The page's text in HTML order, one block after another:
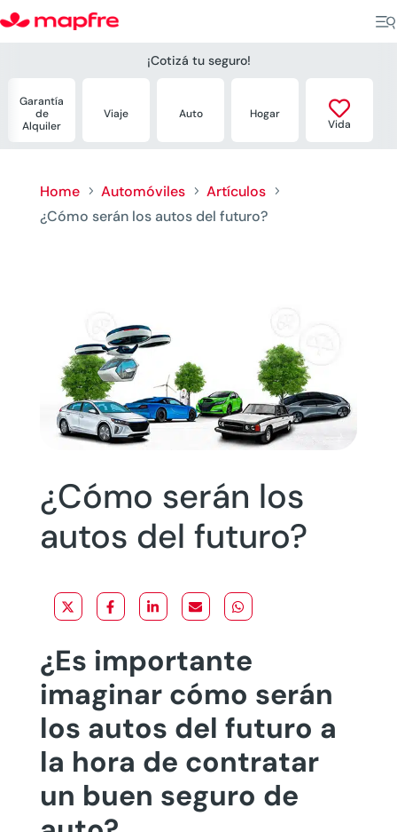
¡Cotizá tu seguro!
Garantía
de
Alquiler
Viaje Auto Hogar 
Vida
Home 5 Automóviles 5 Artículos 5
¿Cómo serán los autos del futuro?
¿Cómo serán los
autos del futuro?
¿Es importante
imaginar cómo serán
los autos del futuro a
la hora de contratar
un buen seguro de